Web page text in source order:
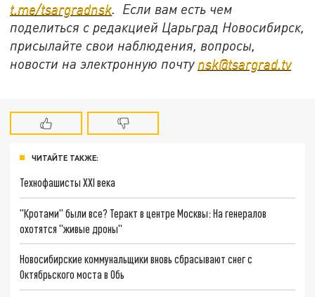
t.me/tsargradnsk. Если вам есть чем
поделиться с редакцией Царьград Новосибирск,
присылайте свои наблюдения, вопросы,
новости на электронную почту nsk@tsargrad.tv
ЧИТАЙТЕ ТАКЖЕ:
Технофашисты XXI века
"Кротами" были все? Теракт в центре Москвы: На генералов
охотятся "живые дроны"
Новосибирские коммунальщики вновь сбрасывают снег с
Октябрьского моста в Обь